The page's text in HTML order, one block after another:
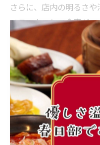
さらに、店内の明るさや
リラックスして食事が
ミや地元SNSでの体験
も安心」といった声が
実現できている背景に
ティの強さや、長年営
げられます。
このように春日部市の
でなく、誰もがくつろげ